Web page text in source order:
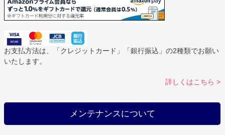
お支払方法は、「クレジットカード」「銀行振込」の2種類でお願い
いたします。
詳しくはこちら >
メンテナンスについて